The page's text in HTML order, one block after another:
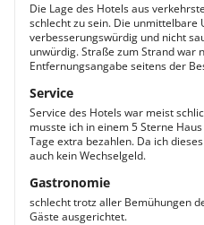
Die Lage des Hotels aus
schlecht zu sein. Die unmittelbare
verbesserungswürdig und nicht
unwürdig. Straße zum Strand war
Entfernungsangabe seitens der
Service
Service des Hotels war meist
musste ich in einem 5 Sterne
Tage extra bezahlen. Da ich
auch kein Wechselgeld.
Gastronomie
schlecht trotz aller Bemühungen
Gäste ausgerichtet.